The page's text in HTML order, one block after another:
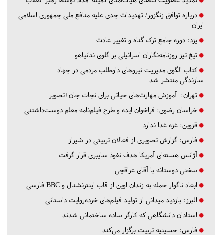
درباره توافق زنگزور/ تهدیدات جدی علیه منافع ملی جمهوری اسلامی
ایران
یزد: دوره جامع ترک گناه و تغییر عادت
تیغ تیز روزنامه‌نگاران اسرائیلی بر گلوی نتانیاهو
کتاب الگوی مدیریت نیروهای داوطلب مردمی در جهاد
سازندگی منتشر شد
تهران: آموزش مهارت‌های حیاتی برای نجات جان+تصویر
خراسان رضوی: فراخوان ایده و طرح فیلم‌نامه معلم دوست‌داشتنی
قزوین: غزه غذا ندارد
فارس: گزارش تصویری از فعالان تربیتی در شیراز
آژانس هسته‌ای آمریکا هدف نفوذ سایبری قرار گرفت
سخنی دوستانه با آقای عراقچی
ابعاد ناگوار حمله به زندان اوین از قاب اینترنشنال و BBC فارسی
البرز: بازدید میدانی از تولید فیلم‌های خرده‌روایت داستانی
استادان دانشگاهی که کارگر ساده ساختمانی شدند
فارس: حسینیه تربیت برگزار می‌کند